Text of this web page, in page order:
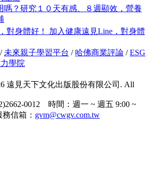
嗎？研究１０天有感、８週顯效，營養
加入健康遠見Line，對身體
/ 未來親子學習平台 / 哈佛商業評論 /ESG
學院
遠見天下文化出版股份有限公司. All
0012 時間：週一 ~ 週五 9:00 ~
務信箱： gvm@cwgv.com.tw